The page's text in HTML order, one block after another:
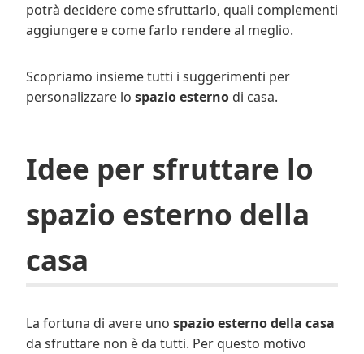
potrà decidere come sfruttarlo, quali complementi
aggiungere e come farlo rendere al meglio.
Scopriamo insieme tutti i suggerimenti per
personalizzare lo spazio esterno di casa.
Idee per sfruttare lo
spazio esterno della
casa
La fortuna di avere uno spazio esterno della casa
da sfruttare non è da tutti. Per questo motivo